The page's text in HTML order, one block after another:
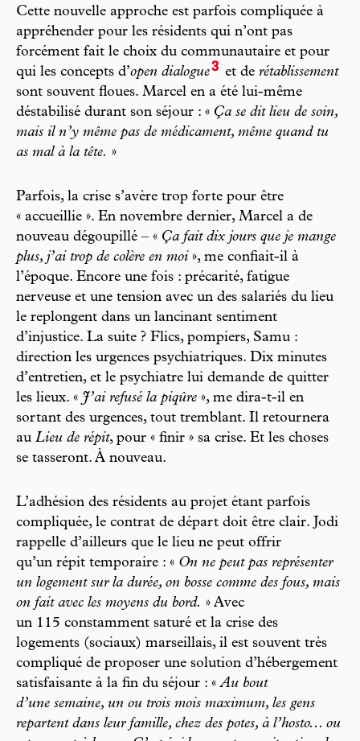
Cette nouvelle approche est parfois compliquée à
appréhender pour les résidents qui n’ont pas
forcément fait le choix du communautaire et pour
qui les concepts d’open dialogue3 et de rétablissement
sont souvent floues. Marcel en a été lui-même
déstabilisé durant son séjour : « Ça se dit lieu de soin,
mais il n’y même pas de médicament, même quand tu
as mal à la tête. »
Parfois, la crise s’avère trop forte pour être
« accueillie ». En novembre dernier, Marcel a de
nouveau dégoupillé – « Ça fait dix jours que je mange
plus, j’ai trop de colère en moi », me confiait-il à
l’époque. Encore une fois : précarité, fatigue
nerveuse et une tension avec un des salariés du lieu
le replongent dans un lancinant sentiment
d’injustice. La suite ? Flics, pompiers, Samu :
direction les urgences psychiatriques. Dix minutes
d’entretien, et le psychiatre lui demande de quitter
les lieux. « J’ai refusé la piqûre », me dira-t-il en
sortant des urgences, tout tremblant. Il retournera
au Lieu de répit, pour « finir » sa crise. Et les choses
se tasseront. À nouveau.
L’adhésion des résidents au projet étant parfois
compliquée, le contrat de départ doit être clair. Jodi
rappelle d’ailleurs que le lieu ne peut offrir
qu’un répit temporaire : « On ne peut pas représenter
un logement sur la durée, on bosse comme des fous, mais
on fait avec les moyens du bord. » Avec
un 115 constamment saturé et la crise des
logements (sociaux) marseillais, il est souvent très
compliqué de proposer une solution d’hébergement
satisfaisante à la fin du séjour : «Au bout
d’une semaine, un ou trois mois maximum, les gens
repartent dans leur famille, chez des potes, à l’hosto... ou